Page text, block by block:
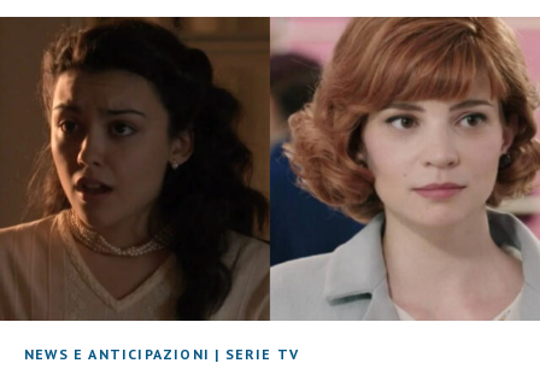
NEWS E ANTICIPAZIONI | SERIE TV